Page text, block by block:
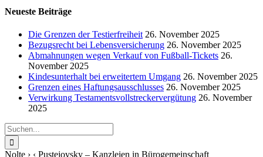
Neueste Beiträge
Die Grenzen der Testierfreiheit 26. November 2025
Bezugsrecht bei Lebensversicherung 26. November 2025
Abmahnungen wegen Verkauf von Fußball-Tickets 26.
November 2025
Kindesunterhalt bei erweitertem Umgang 26. November 2025
Grenzen eines Haftungsausschlusses 26. November 2025
Verwirkung Testamentsvollstreckervergütung 26. November
2025
Suche
nach:
Nolte › ‹ Pustejovsky – Kanzleien in Bürogemeinschaft